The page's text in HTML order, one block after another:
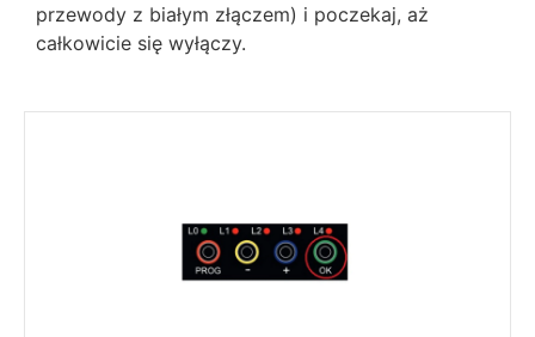
przewody z białym złączem) i poczekaj, aż
całkowicie się wyłączy.